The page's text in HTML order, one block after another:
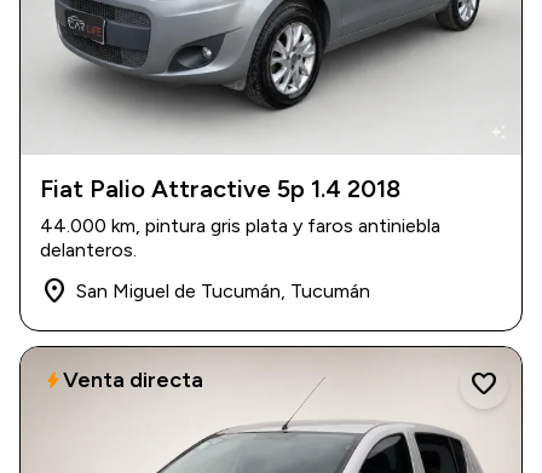
2018|44.000 km
$ 13.500.000
Fiat Palio Attractive 5p 1.4 2018
44.000 km, pintura gris plata y faros antiniebla
delanteros.
place San Miguel de Tucumán, Tucumán
favorite
boltVenta directa